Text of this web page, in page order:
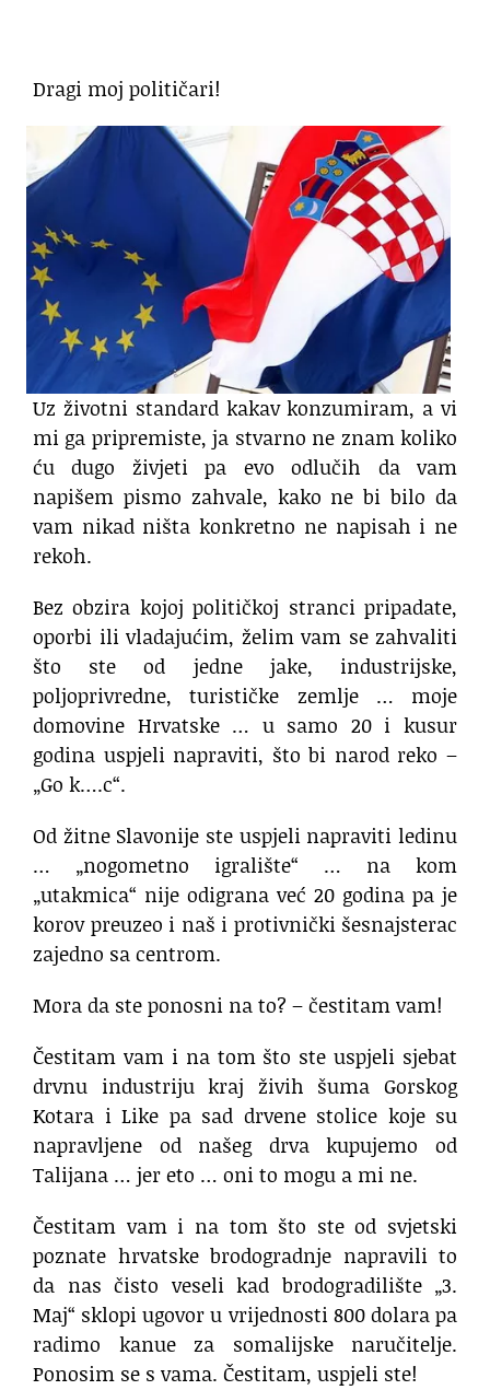
Dragi moj političari!
Uz životni standard kakav konzumiram, a vi
mi ga pripremiste, ja stvarno ne znam koliko
ću dugo živjeti pa evo odlučih da vam
napišem pismo zahvale, kako ne bi bilo da
vam nikad ništa konkretno ne napisah i ne
rekoh.
Bez obzira kojoj političkoj stranci pripadate,
oporbi ili vladajućim, želim vam se zahvaliti
što ste od jedne jake, industrijske,
poljoprivredne, turističke zemlje … moje
domovine Hrvatske … u samo 20 i kusur
godina uspjeli napraviti, što bi narod reko –
„Go k….c“.
Od žitne Slavonije ste uspjeli napraviti ledinu
… „nogometno igralište“ … na kom
„utakmica“ nije odigrana već 20 godina pa je
korov preuzeo i naš i protivnički šesnajsterac
zajedno sa centrom.
Mora da ste ponosni na to? – čestitam vam!
Čestitam vam i na tom što ste uspjeli sjebat
drvnu industriju kraj živih šuma Gorskog
Kotara i Like pa sad drvene stolice koje su
napravljene od našeg drva kupujemo od
Talijana … jer eto … oni to mogu a mi ne.
Čestitam vam i na tom što ste od svjetski
poznate hrvatske brodogradnje napravili to
da nas čisto veseli kad brodogradilište „3.
Maj“ sklopi ugovor u vrijednosti 800 dolara pa
radimo kanue za somalijske naručitelje.
Ponosim se s vama. Čestitam, uspjeli ste!